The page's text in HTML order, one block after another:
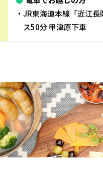
JR東海道本線「近江長
ス50分 甲津原下車